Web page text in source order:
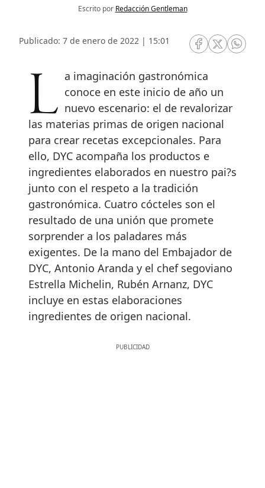
Escrito por Redacción Gentleman
Publicado: 7 de enero de 2022 | 15:01
RRSS Facebook
RRSSRRSS
La imaginación gastronómica conoce en este inicio de año un
nuevo escenario: el de revalorizar
las materias primas de origen nacional
para crear recetas excepcionales. Para
ello, DYC acompaña los productos e
ingredientes elaborados en nuestro pai?s
junto con el respeto a la tradición
gastronómica. Cuatro cócteles son el
resultado de una unión que promete
sorprender a los paladares más
exigentes. De la mano del Embajador de
DYC, Antonio Aranda y el chef segoviano
Estrella Michelin, Rubén Arnanz, DYC
incluye en estas elaboraciones
ingredientes de origen nacional.